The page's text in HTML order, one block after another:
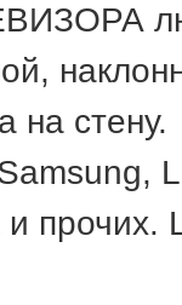
на стену.
прочих.